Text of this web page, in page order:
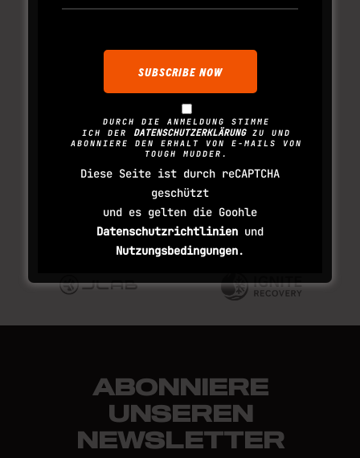
ABONNIERE
UNSEREN
NEWSLETTER
DURCH DIE ANMELDUNG STIMME
ICH DER DATENSCHUTZERKLÄRUNGZU UND
ABONNIERE DEN ERHALT VON E-MAILS VON
TOUGH MUDDER.
Diese Seite ist durch reCAPTCHA
geschützt
und es gelten die Goohle
Datenschutzrichtlinien und
Nutzungsbedingungen.